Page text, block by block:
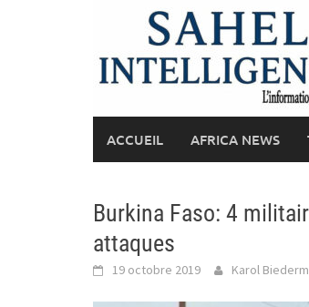
ACCUEIL AFRICA NEWS
Burkina Faso: 4
attaques
19 octobre 2019 Karol